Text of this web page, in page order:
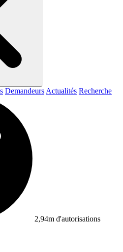
Demandeurs Actualités Recherche
2,94m d'autorisations